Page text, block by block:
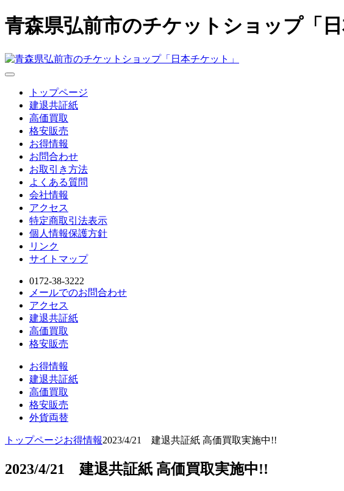
青森県弘前市のチケットショップ「日
トップページ
建退共証紙
高価買取
格安販売
お得情報
お問合わせ
お取引き方法
よくある質問
会社情報
アクセス
特定商取引法表示
個人情報保護方針
リンク
サイトマップ
0172-38-3222
メールでのお問合わせ
アクセス
建退共証紙
高価買取
格安販売
お得情報
建退共証紙
高価買取
格安販売
外貨両替
トップページお得情報2023/4/21 建退共証紙 高価買取実施中!!
2023/4/21 建退共証紙 高価買取実施中!!